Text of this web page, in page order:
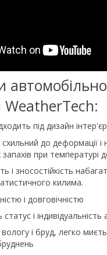
під дизайн
до деформації і
при температурі
і зносостійкість
килима.
і довговічністю
статус і індивідуальність
і бруд, легко